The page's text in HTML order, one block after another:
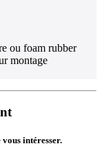
ou foam rubber
montage
intéresser.